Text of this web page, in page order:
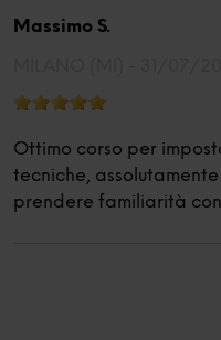
Massimo S.
Ottimo corso per
tecniche,
prendere familiarità